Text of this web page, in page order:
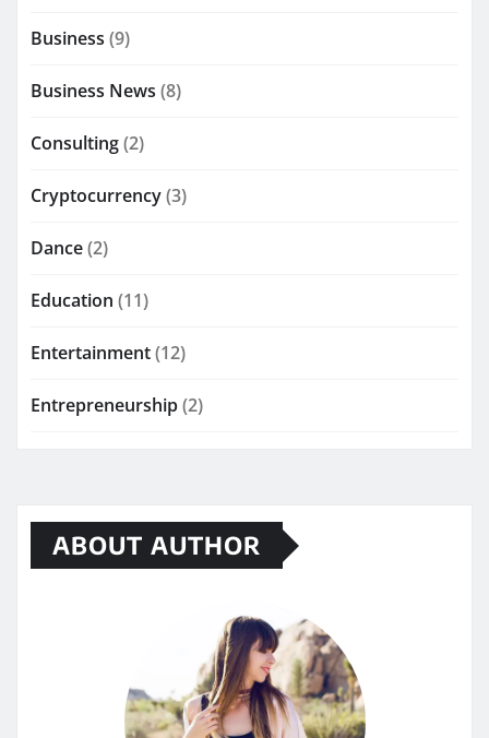
Business (9)
Business News (8)
Consulting(2)
Cryptocurrency(3)
Dance(2)
Education (11)
Entertainment(12)
Entrepreneurship(2)
ABOUT AUTHOR